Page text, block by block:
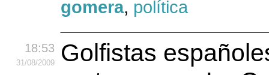
gomera, política
18:53
31/08/2009
Golfistas